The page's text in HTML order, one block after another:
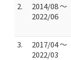
2.
2014/08 ～
2022/06
3.
2017/04 ～
2022/03